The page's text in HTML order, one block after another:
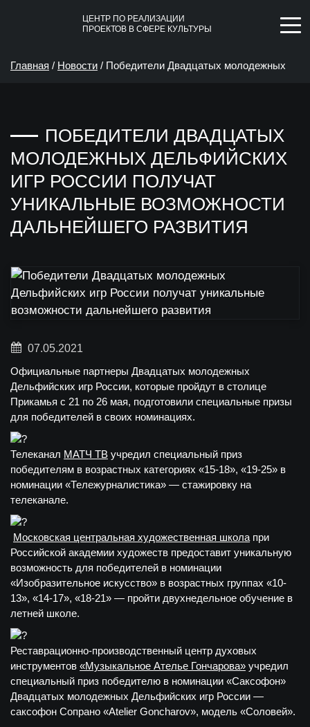
ЦЕНТР ПО РЕАЛИЗАЦИИ
ПРОЕКТОВ В СФЕРЕ КУЛЬТУРЫ
Главная / Новости / Победители Двадцатых молодежных
дальнейшего развития
ПОБЕДИТЕЛИ ДВАДЦАТЫХ
МОЛОДЕЖНЫХ ДЕЛЬФИЙСКИХ
ИГР РОССИИ ПОЛУЧАТ
УНИКАЛЬНЫЕ ВОЗМОЖНОСТИ
ДАЛЬНЕЙШЕГО РАЗВИТИЯ
07.05.2021
Официальные партнеры Двадцатых молодежных
Дельфийских игр России, которые пройдут в столице
Прикамья с 21 по 26 мая, подготовили специальные призы
для победителей в своих номинациях.
Телеканал МАТЧ ТВ учредил специальный приз
победителям в возрастных категориях «15-18», «19-25» в
номинации «Тележурналистика» — стажировку на
телеканале.
Московская центральная художественная школа при
Российской академии художеств предоставит уникальную
возможность для победителей в номинации
«Изобразительное искусство» в возрастных группах «10-
13», «14-17», «18-21» — пройти двухнедельное обучение в
летней школе.
Реставрационно-производственный центр духовых
инструментов «Музыкальное Ателье Гончарова» учредил
специальный приз победителю в номинации «Саксофон»
Двадцатых молодежных Дельфийских игр России —
саксофон Сопрано «Atelier Goncharov», модель «Соловей».